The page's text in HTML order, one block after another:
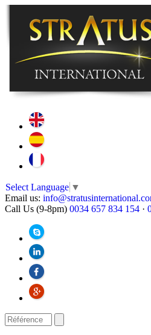
Select Language ▼
Email us:
Call Us (9-8pm) 0034 657 834 154 ·